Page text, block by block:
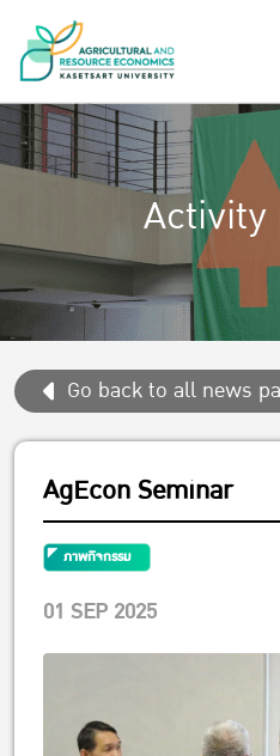
Go back to all news
AgEcon Seminar
ภาพกิจกรรม
01 SEP 2025